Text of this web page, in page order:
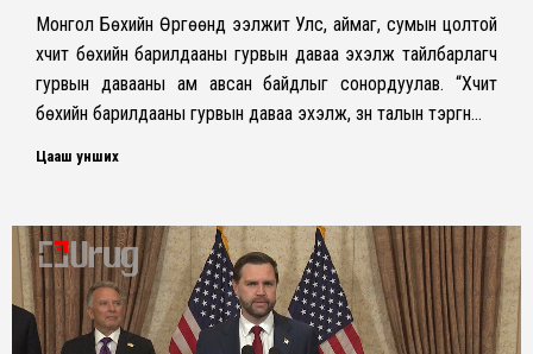
Монгол Бөхийн Өргөөнд ээлжит Улс, аймаг, сумын цолтой
хүчит бөхийн барилдааны гурвын даваа эхэлж тайлбарлагч
гурвын давааны ам авсан байдлыг сонордуулав. “Хүчит
бөхийн барилдааны гурвын даваа эхэлж, зүүн талын тэргүүн…
Цааш унших